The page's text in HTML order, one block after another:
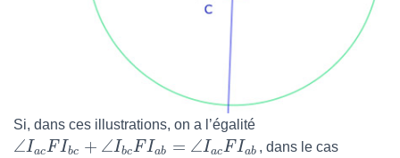
Si, dans ces illustrations, on a l’égalité
∠IacFIbc + ∠IbcF Iab = ∠IacFIab , dans le cas